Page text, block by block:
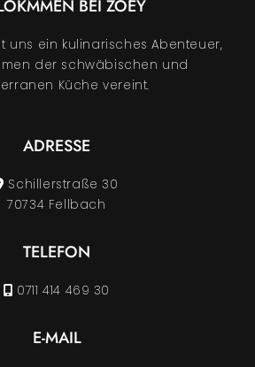
BEI ZOEY
uns ein kulinarisches Abenteuer,
der schwäbischen und
Küche vereint.
ADRESSE
Schillerstraße 30
70734 Fellbach
TELEFON
0711 414 469 30
E-MAIL